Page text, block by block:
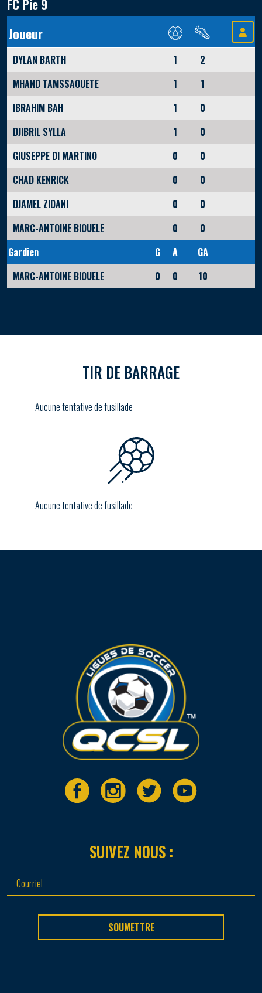
FC Pie 9
Joueur
DYLAN BARTH 1
2
MHAND TAMSSAOUETE
1
1
IBRAHIM BAH
1
0
DJIBRIL SYLLA
1
0
GIUSEPPE DI MARTINO
0
0
CHAD KENRICK
0
0
DJAMEL ZIDANI
0
0
MARC-ANTOINE BIOUELE
0
0
Gardien
G A
GA
MARC-ANTOINE BIOUELE
0 0 10
TIR DE BARRAGE
Aucune tentative de fusillade
Aucune tentative de fusillade
SUIVEZ NOUS :
SOUMETTRE